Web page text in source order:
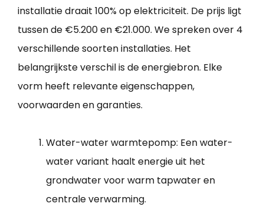
installatie draait 100% op elektriciteit. De prijs ligt
tussen de €5.200 en €21.000. We spreken over 4
verschillende soorten installaties. Het
belangrijkste verschil is de energiebron. Elke
vorm heeft relevante eigenschappen,
voorwaarden en garanties.
Water-water warmtepomp: Een water-
water variant haalt energie uit het
grondwater voor warm tapwater en
centrale verwarming.